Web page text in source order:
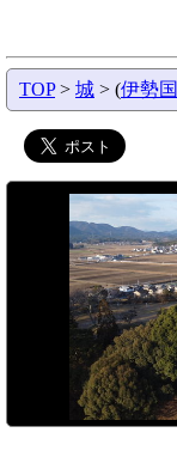
TOP> 城 > (伊勢国